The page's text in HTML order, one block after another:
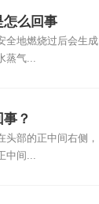
怎么回事
全地燃烧过后会生成
蒸气...
？
头部的正中间右侧，
中间...